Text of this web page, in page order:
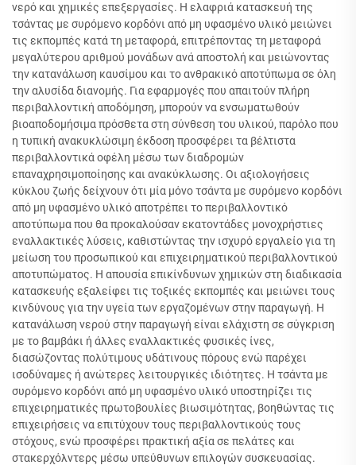
νερό και χημικές επεξεργασίες. Η ελαφριά κατασκευή της
τσάντας με συρόμενο κορδόνι από μη υφασμένο υλικό μειώνει
τις εκπομπές κατά τη μεταφορά, επιτρέποντας τη μεταφορά
μεγαλύτερου αριθμού μονάδων ανά αποστολή και μειώνοντας
την κατανάλωση καυσίμου και το ανθρακικό αποτύπωμα σε όλη
την αλυσίδα διανομής. Για εφαρμογές που απαιτούν πλήρη
περιβαλλοντική αποδόμηση, μπορούν να ενσωματωθούν
βιοαποδομήσιμα πρόσθετα στη σύνθεση του υλικού, παρόλο που
η τυπική ανακυκλώσιμη έκδοση προσφέρει τα βέλτιστα
περιβαλλοντικά οφέλη μέσω των διαδρομών
επαναχρησιμοποίησης και ανακύκλωσης. Οι αξιολογήσεις
κύκλου ζωής δείχνουν ότι μία μόνο τσάντα με συρόμενο κορδόνι
από μη υφασμένο υλικό αποτρέπει το περιβαλλοντικό
αποτύπωμα που θα προκαλούσαν εκατοντάδες μονοχρήστιες
εναλλακτικές λύσεις, καθιστώντας την ισχυρό εργαλείο για τη
μείωση του προσωπικού και επιχειρηματικού περιβαλλοντικού
αποτυπώματος. Η απουσία επικίνδυνων χημικών στη διαδικασία
κατασκευής εξαλείφει τις τοξικές εκπομπές και μειώνει τους
κινδύνους για την υγεία των εργαζομένων στην παραγωγή. Η
κατανάλωση νερού στην παραγωγή είναι ελάχιστη σε σύγκριση
με το βαμβάκι ή άλλες εναλλακτικές φυσικές ίνες,
διασώζοντας πολύτιμους υδάτινους πόρους ενώ παρέχει
ισοδύναμες ή ανώτερες λειτουργικές ιδιότητες. Η τσάντα με
συρόμενο κορδόνι από μη υφασμένο υλικό υποστηρίζει τις
επιχειρηματικές πρωτοβουλίες βιωσιμότητας, βοηθώντας τις
επιχειρήσεις να επιτύχουν τους περιβαλλοντικούς τους
στόχους, ενώ προσφέρει πρακτική αξία σε πελάτες και
στακερχόλντερς μέσω υπεύθυνων επιλογών συσκευασίας.